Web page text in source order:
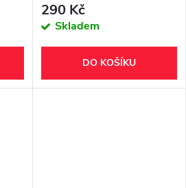
290 Kč
Skladem
DO KOŠÍKU